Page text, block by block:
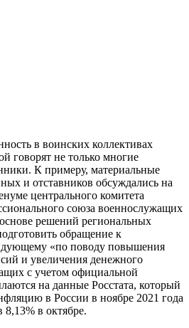
в воинских коллективах
говорят не только многие
К примеру, материальные
и отставников обсуждались на
центрального комитета
союза военнослужащих
решений региональных
обращение к
«по поводу повышения
и увеличения денежного
с учетом официальной
на данные Росстата, который
в России в ноябре 2021 года
в октябре.